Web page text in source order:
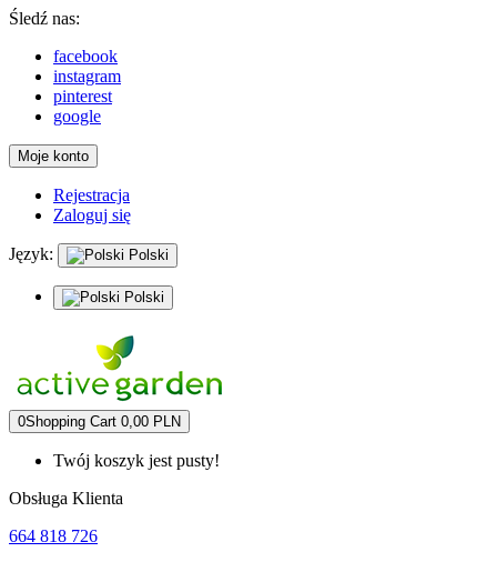
Śledź nas:
facebook
instagram
pinterest
google
Moje konto
Rejestracja
Zaloguj się
Język: Polski
Polski
0Shopping Cart 0,00 PLN
Twój koszyk jest pusty!
Obsługa Klienta
664 818 726